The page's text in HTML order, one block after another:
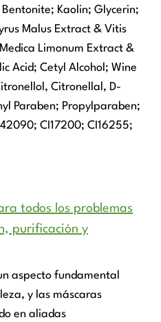
Kaolin; Glycerin;
Malus Extract & Vitis
Limonum Extract &
Acid; Cetyl Alcohol; Wine
Citronellal, D-
Paraben; Propylparaben;
CI17200; CI16255;
todos los problemas
purificación y
aspecto fundamental
y las máscaras
en aliadas